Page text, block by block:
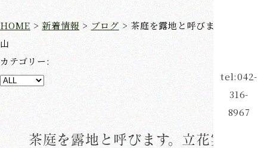
tel:042-
316-
8967
HOME>新着情報 > ブログ> 茶庭を露地と呼びます。立花実
山
カテゴリー:
茶庭を露地と呼びます。立花実山